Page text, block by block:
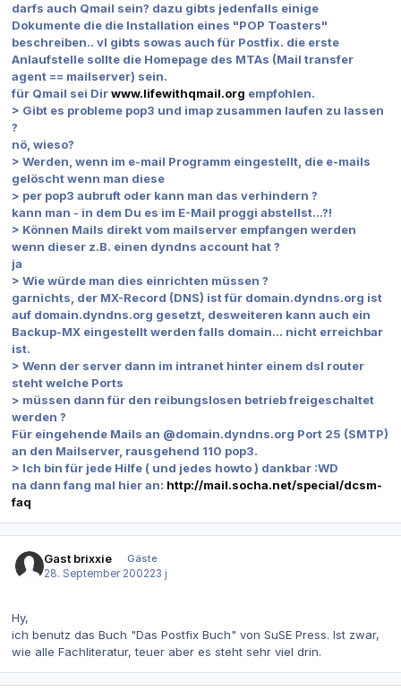
darfs auch Qmail sein? dazu gibts jedenfalls einige
Dokumente die die Installation eines "POP Toasters"
beschreiben.. vl gibts sowas auch für Postfix. die erste
Anlaufstelle sollte die Homepage des MTAs (Mail transfer
agent == mailserver) sein.
für Qmail sei Dirwww.lifewithqmail.org empfohlen.
> Gibt es probleme pop3 und imap zusammen laufen zu lassen
?
nö, wieso?
> Werden, wenn im e-mail Programm eingestellt, die e-mails
gelöscht wenn man diese
> per pop3 aubruft oder kann man das verhindern ?
kann man - in dem Du es im E-Mail proggi abstellst...?!
> Können Mails direkt vom mailserver empfangen werden
wenn dieser z.B. einen dyndns account hat ?
ja
> Wie würde man dies einrichten müssen ?
garnichts, der MX-Record (DNS) ist für domain.dyndns.org ist
auf domain.dyndns.org gesetzt, desweiteren kann auch ein
Backup-MX eingestellt werden falls domain... nicht erreichbar
ist.
> Wenn der server dann im intranet hinter einem dsl router
steht welche Ports
> müssen dann für den reibungslosen betrieb freigeschaltet
werden ?
Für eingehende Mails an @domain.dyndns.org Port 25 (SMTP)
an den Mailserver, rausgehend 110 pop3.
> Ich bin für jede Hilfe ( und jedes howto ) dankbar :WD
na dann fang mal hier an: http://mail.socha.net/special/dcsm-
faq
Gast brixxie
Gäste
28. September 200223 j
Hy,
ich benutz das Buch "Das Postfix Buch" von SuSE Press. Ist zwar,
wie alle Fachliteratur, teuer aber es steht sehr viel drin.